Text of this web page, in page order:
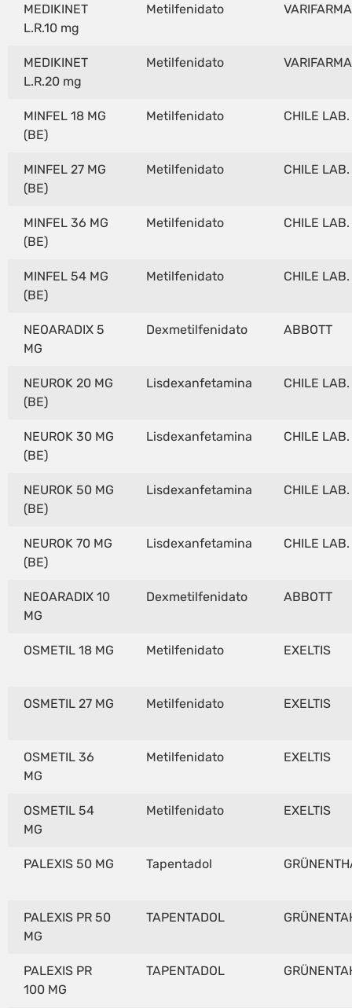
MEDIKINET
L.R.10 mg
Metilfenidato VARIFARMA
MEDIKINET
L.R.20 mg
Metilfenidato VARIFARMA
MINFEL 18 MG
(BE)
Metilfenidato CHILE LAB.
MINFEL 27 MG
(BE)
Metilfenidato CHILE LAB.
MINFEL 36 MG
(BE)
Metilfenidato CHILE LAB.
MINFEL 54 MG
(BE)
Metilfenidato CHILE LAB.
NEOARADIX 5
MG
Dexmetilfenidato ABBOTT
NEUROK 20 MG
(BE)
Lisdexanfetamina CHILE LAB.
NEUROK 30 MG
(BE)
Lisdexanfetamina CHILE LAB.
NEUROK 50 MG
(BE)
Lisdexanfetamina CHILE LAB.
NEUROK 70 MG
(BE)
Lisdexanfetamina CHILE LAB.
NEOARADIX 10
MG
Dexmetilfenidato ABBOTT
OSMETIL 18 MG Metilfenidato EXELTIS
OSMETIL 27 MG Metilfenidato EXELTIS
OSMETIL 36
MG
Metilfenidato EXELTIS
OSMETIL 54
MG
Metilfenidato EXELTIS
PALEXIS 50 MG Tapentadol
PALEXIS PR 50
MG
TAPENTADOL
PALEXIS PR
100 MG
TAPENTADOL